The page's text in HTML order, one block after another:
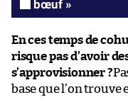
bœuf »
En ces temps de
risque pas d’avoir
s’approvisionner ?
base que l’on trouve